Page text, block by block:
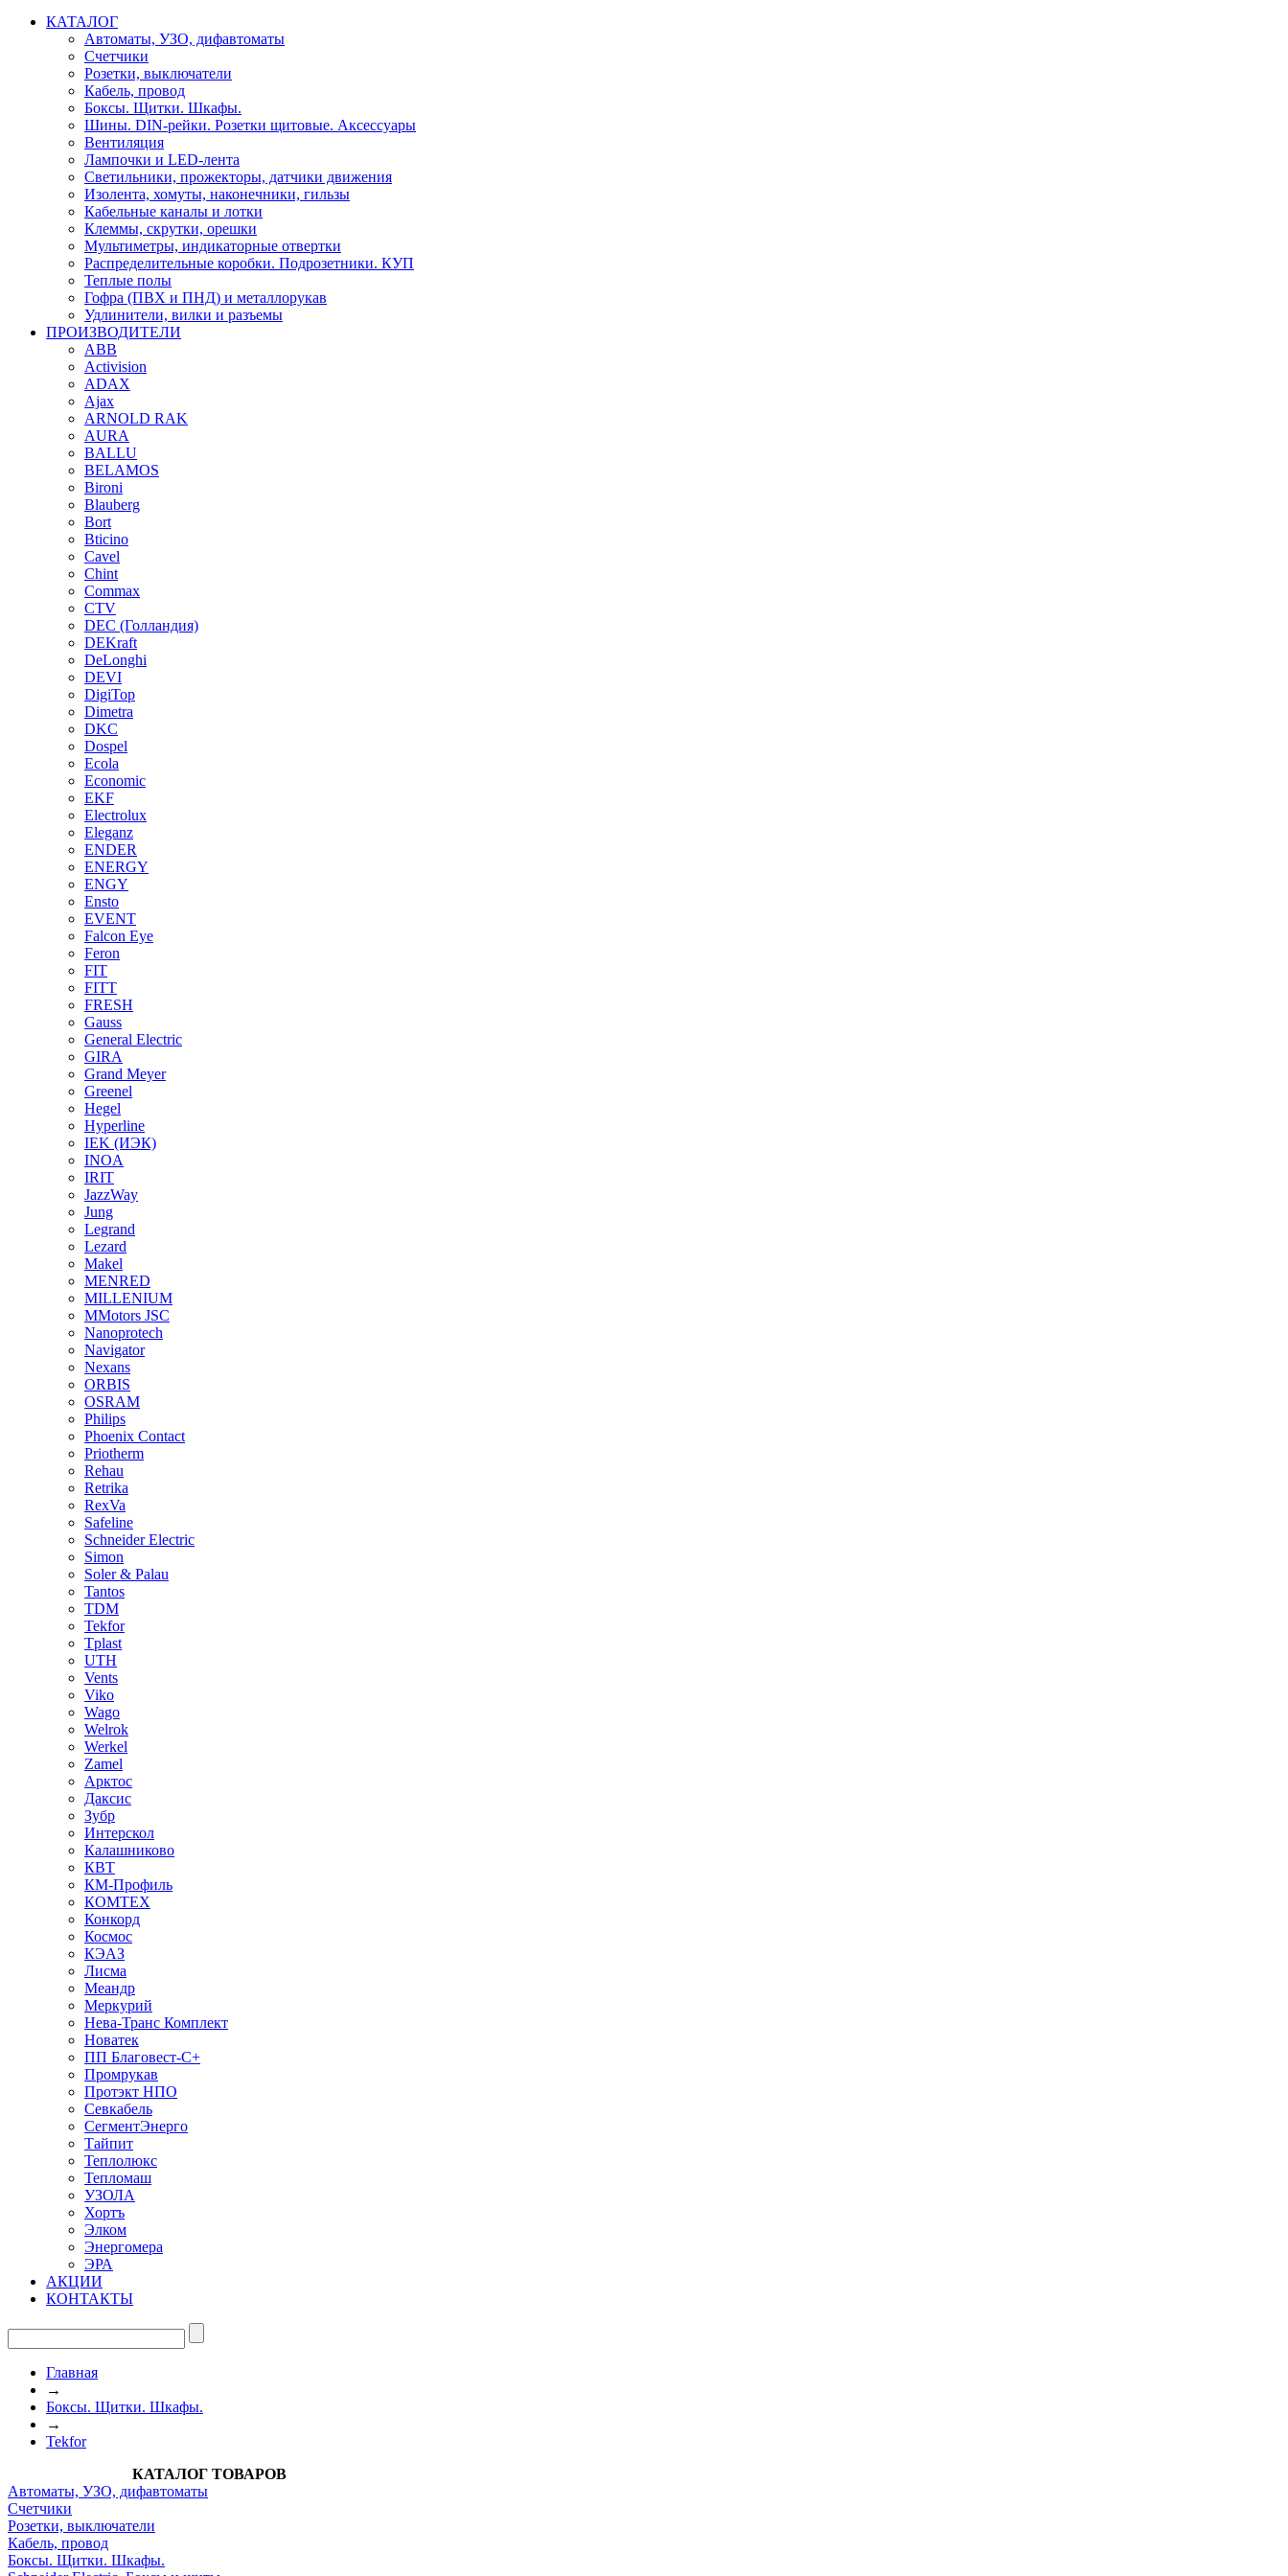
КАТАЛОГ
Автоматы, УЗО, дифавтоматы
Счетчики
Розетки, выключатели
Кабель, провод
Боксы. Щитки. Шкафы.
Шины. DIN-рейки. Розетки щитовые. Аксессуары
Вентиляция
Лампочки и LED-лента
Светильники, прожекторы, датчики движения
Изолента, хомуты, наконечники, гильзы
Кабельные каналы и лотки
Клеммы, скрутки, орешки
Мультиметры, индикаторные отвертки
Распределительные коробки. Подрозетники. КУП
Теплые полы
Гофра (ПВХ и ПНД) и металлорукав
Удлинители, вилки и разъемы
ПРОИЗВОДИТЕЛИ
ABB
Activision
ADAX
Ajax
ARNOLD RAK
AURA
BALLU
BELAMOS
Bironi
Blauberg
Bort
Bticino
Cavel
Chint
Commax
CTV
DEC (Голландия)
DEKraft
DeLonghi
DEVI
DigiTop
Dimetra
DKC
Dospel
Ecola
Economic
EKF
Electrolux
Eleganz
ENDER
ENERGY
ENGY
Ensto
EVENT
Falcon Eye
Feron
FIT
FITT
FRESH
Gauss
General Electric
GIRA
Grand Meyer
Greenel
Hegel
Hyperline
IEK (ИЭК)
INOA
IRIT
JazzWay
Jung
Legrand
Lezard
Makel
MENRED
MILLENIUM
MMotors JSC
Nanoprotech
Navigator
Nexans
ORBIS
OSRAM
Philips
Phoenix Contact
Priotherm
Rehau
Retrika
RexVa
Safeline
Schneider Electric
Simon
Soler & Palau
Tantos
TDM
Tekfor
Tplast
UTH
Vents
Viko
Wago
Welrok
Werkel
Zamel
Арктос
Даксис
Зубр
Интерскол
Калашниково
КВТ
КМ-Профиль
КОМТЕХ
Конкорд
Космос
КЭАЗ
Лисма
Меандр
Меркурий
Нева-Транс Комплект
Новатек
ПП Благовест-С+
Промрукав
Протэкт НПО
Севкабель
СегментЭнерго
Тайпит
Теплолюкс
Тепломаш
УЗОЛА
Хортъ
Элком
Энергомера
ЭРА
АКЦИИ
КОНТАКТЫ
Главная
→
Боксы. Щитки. Шкафы.
→
Tekfor
КАТАЛОГ ТОВАРОВ
Автоматы, УЗО, дифавтоматы
Счетчики
Розетки, выключатели
Кабель, провод
Боксы. Щитки. Шкафы.